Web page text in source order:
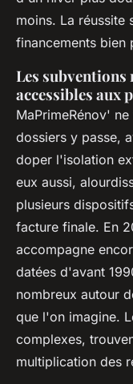
moins. La réussite
financements bien
Les subventions
accessibles aux
MaPrimeRénov'
dossiers y passe,
doper l'isolation
eux aussi,
plusieurs
facture finale. En
accompagne
datées d'avant
nombreux autour
que l'on imagine.
complexes,
multiplication des